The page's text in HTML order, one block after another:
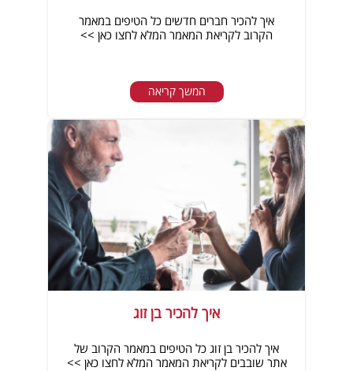
איך להכיר חברים חדשים כל הטיפים במאמר
הקרוב לקריאת המאמר המלא לחצו כאן >>
המשך קריאה
איך להכיר בן זוג
איך להכיר בן זוג כל הטיפים במאמר הקרוב של
אתר שובבים לקריאת המאמר המלא לחצו כאן >>